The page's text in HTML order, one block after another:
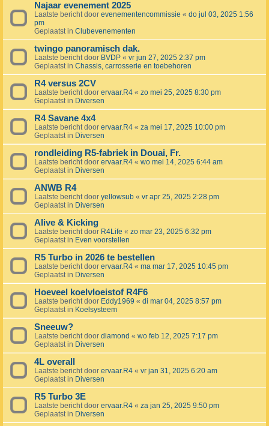
Najaar evenement 2025
Laatste bericht door evenementencommissie « do jul 03, 2025 1:56
pm
Geplaatst in Clubevenementen
twingo panoramisch dak.
Laatste bericht door BVDP « vr jun 27, 2025 2:37 pm
Geplaatst in Chassis, carrosserie en toebehoren
R4 versus 2CV
Laatste bericht door ervaar.R4 « zo mei 25, 2025 8:30 pm
Geplaatst in Diversen
R4 Savane 4x4
Laatste bericht door ervaar.R4 « za mei 17, 2025 10:00 pm
Geplaatst in Diversen
rondleiding R5-fabriek in Douai, Fr.
Laatste bericht door ervaar.R4 « wo mei 14, 2025 6:44 am
Geplaatst in Diversen
ANWB R4
Laatste bericht door yellowsub « vr apr 25, 2025 2:28 pm
Geplaatst in Diversen
Alive & Kicking
Laatste bericht door R4Life « zo mar 23, 2025 6:32 pm
Geplaatst in Even voorstellen
R5 Turbo in 2026 te bestellen
Laatste bericht door ervaar.R4 « ma mar 17, 2025 10:45 pm
Geplaatst in Diversen
Hoeveel koelvloeistof R4F6
Laatste bericht door Eddy1969 « di mar 04, 2025 8:57 pm
Geplaatst in Koelsysteem
Sneeuw?
Laatste bericht door diamond « wo feb 12, 2025 7:17 pm
Geplaatst in Diversen
4L overall
Laatste bericht door ervaar.R4 « vr jan 31, 2025 6:20 am
Geplaatst in Diversen
R5 Turbo 3E
Laatste bericht door ervaar.R4 « za jan 25, 2025 9:50 pm
Geplaatst in Diversen